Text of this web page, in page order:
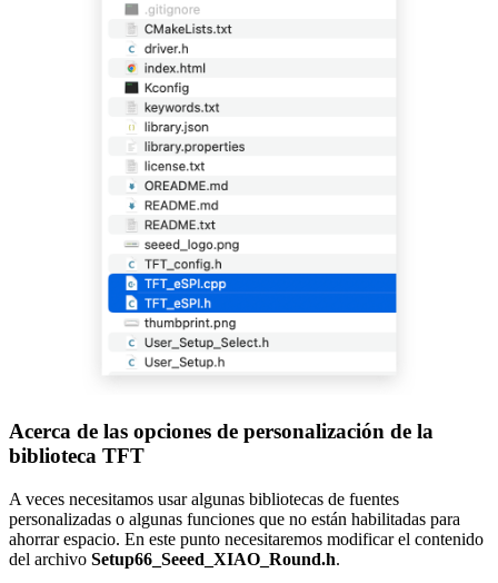
Acerca de las opciones de personalización de la
biblioteca TFT
A veces necesitamos usar algunas bibliotecas de fuentes
personalizadas o algunas funciones que no están habilitadas para
ahorrar espacio. En este punto necesitaremos modificar el contenido
del archivo Setup66_Seeed_XIAO_Round.h.